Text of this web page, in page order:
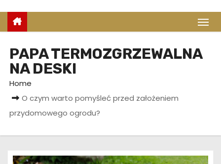
e
PAPA TERMOZGRZEWALNA
NA DESKI
Home
O czym warto pomyśleć przed założeniem
przydomowego ogrodu?